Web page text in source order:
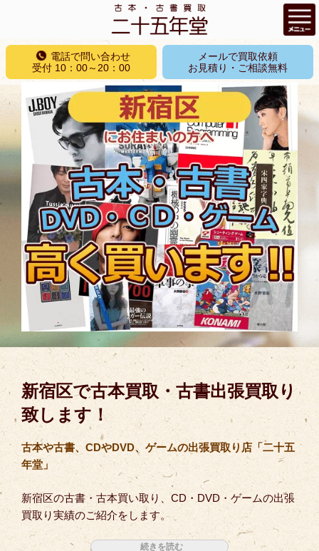
コ
テ
ン
ス
ッ
プ
電話で問い合わせ
受付 10：00～20：00
メールで買取依頼
お見積り・ご相談無料
新宿区で古本買取・古書出張買取り
致します！
古本や古書、CDやDVD、ゲームの出張買取り店「二十五
年堂」
新宿区の古書・古本買い取り、CD・DVD・ゲームの出張
買取り実績のご紹介をします。